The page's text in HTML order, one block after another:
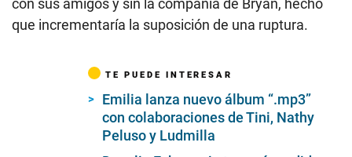
con sus amigos y sin la compañía de Bryan, hecho
que incrementaría la suposición de una ruptura.
TE PUEDE INTERESAR
Emilia lanza nuevo álbum “.mp3”
con colaboraciones de Tini, Nathy
Peluso y Ludmilla